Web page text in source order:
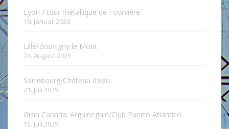
Lyon / tour métallique de Fourvière
10. Januar 2026
Lille/Bouvigny le Mont
24. August 2025
Sarrebourg/Château d’eau
21. Juli 2025
Gran Canaria: Arguineguín/Club Puerto Atlántico
15. Juli 2025